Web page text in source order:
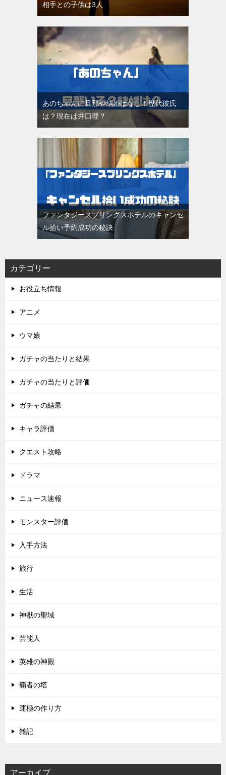
相手との子供は3人
あのちゃんに旦那や結婚はなし！歴代彼氏
は？現在は井口理？
ファンタジースプリングスホテルのキャンセ
ル拾い予約成功の秘訣
カテゴリー
お役立ち情報
アニメ
ウマ娘
ガチャの当たりと結果
ガチャの当たりと評価
ガチャの結果
キャラ評価
クエスト攻略
ドラマ
ニュース速報
モンスター評価
入手方法
旅行
生活
神獣の聖域
芸能人
英雄の神殿
覇者の塔
運極の作り方
雑記
アーカイブ